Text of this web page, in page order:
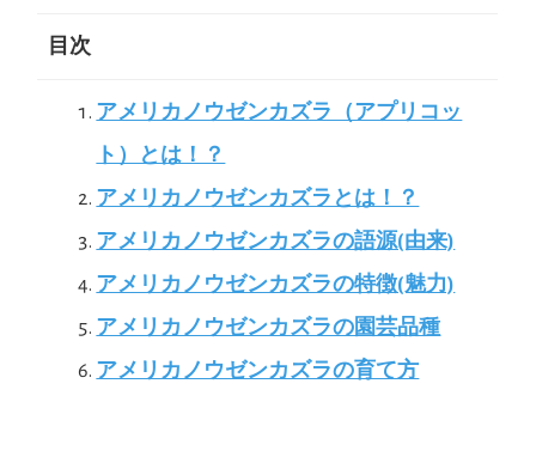
目次
アメリカノウゼンカズラ（アプリコッ
ト）とは！？
アメリカノウゼンカズラとは！？
アメリカノウゼンカズラの語源(由来)
アメリカノウゼンカズラの特徴(魅力)
アメリカノウゼンカズラの園芸品種
アメリカノウゼンカズラの育て方